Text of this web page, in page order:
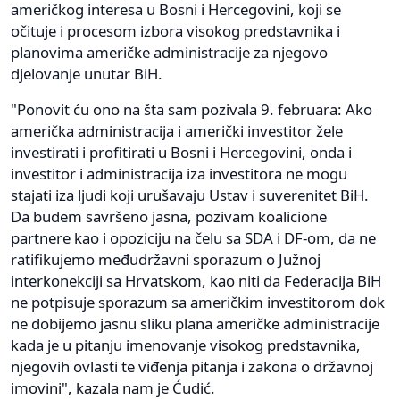
američkog interesa u Bosni i Hercegovini, koji se
očituje i procesom izbora visokog predstavnika i
planovima američke administracije za njegovo
djelovanje unutar BiH.
"Ponovit ću ono na šta sam pozivala 9. februara: Ako
američka administracija i američki investitor žele
investirati i profitirati u Bosni i Hercegovini, onda i
investitor i administracija iza investitora ne mogu
stajati iza ljudi koji urušavaju Ustav i suverenitet BiH.
Da budem savršeno jasna, pozivam koalicione
partnere kao i opoziciju na čelu sa SDA i DF-om, da ne
ratifikujemo međudržavni sporazum o Južnoj
interkonekciji sa Hrvatskom, kao niti da Federacija BiH
ne potpisuje sporazum sa američkim investitorom dok
ne dobijemo jasnu sliku plana američke administracije
kada je u pitanju imenovanje visokog predstavnika,
njegovih ovlasti te viđenja pitanja i zakona o državnoj
imovini", kazala nam je Ćudić.